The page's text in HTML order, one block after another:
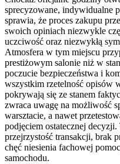
sprecyzowane, indywidualne
sprawia, że proces zakupu
swoich opiniach niezwykle
uczciwość oraz niezwykłą
Atmosfera w tym miejscu
prestiżowym salonie niż w
poczucie bezpieczeństwa i
wszystkim rzetelność opisów
pokrywają się ze stanem
zwraca uwagę na możliwość
warsztacie, a nawet
podjęciem ostatecznej
przejrzystość transakcji, brak
chęć niesienia fachowej
samochodu.